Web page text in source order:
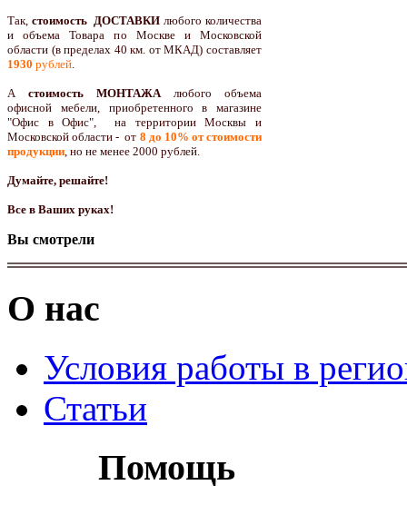
Так, стоимость ДОСТАВКИлюбого количества
и объема Товара по Москве и Московской
области (в пределах 40 км. от МКАД) составляет
1930 рублей.
А стоимость МОНТАЖАлюбого объема
офисной мебели, приобретенного в магазине
"Офис в Офис", на территории Москвы и
Московской области - от 8 до 10% от стоимости
продукции, но не менее 2000 рублей.
Думайте, решайте!
Все в Ваших руках!
Вы смотрели
О нас
Условия работы в
Статьи
Помощь